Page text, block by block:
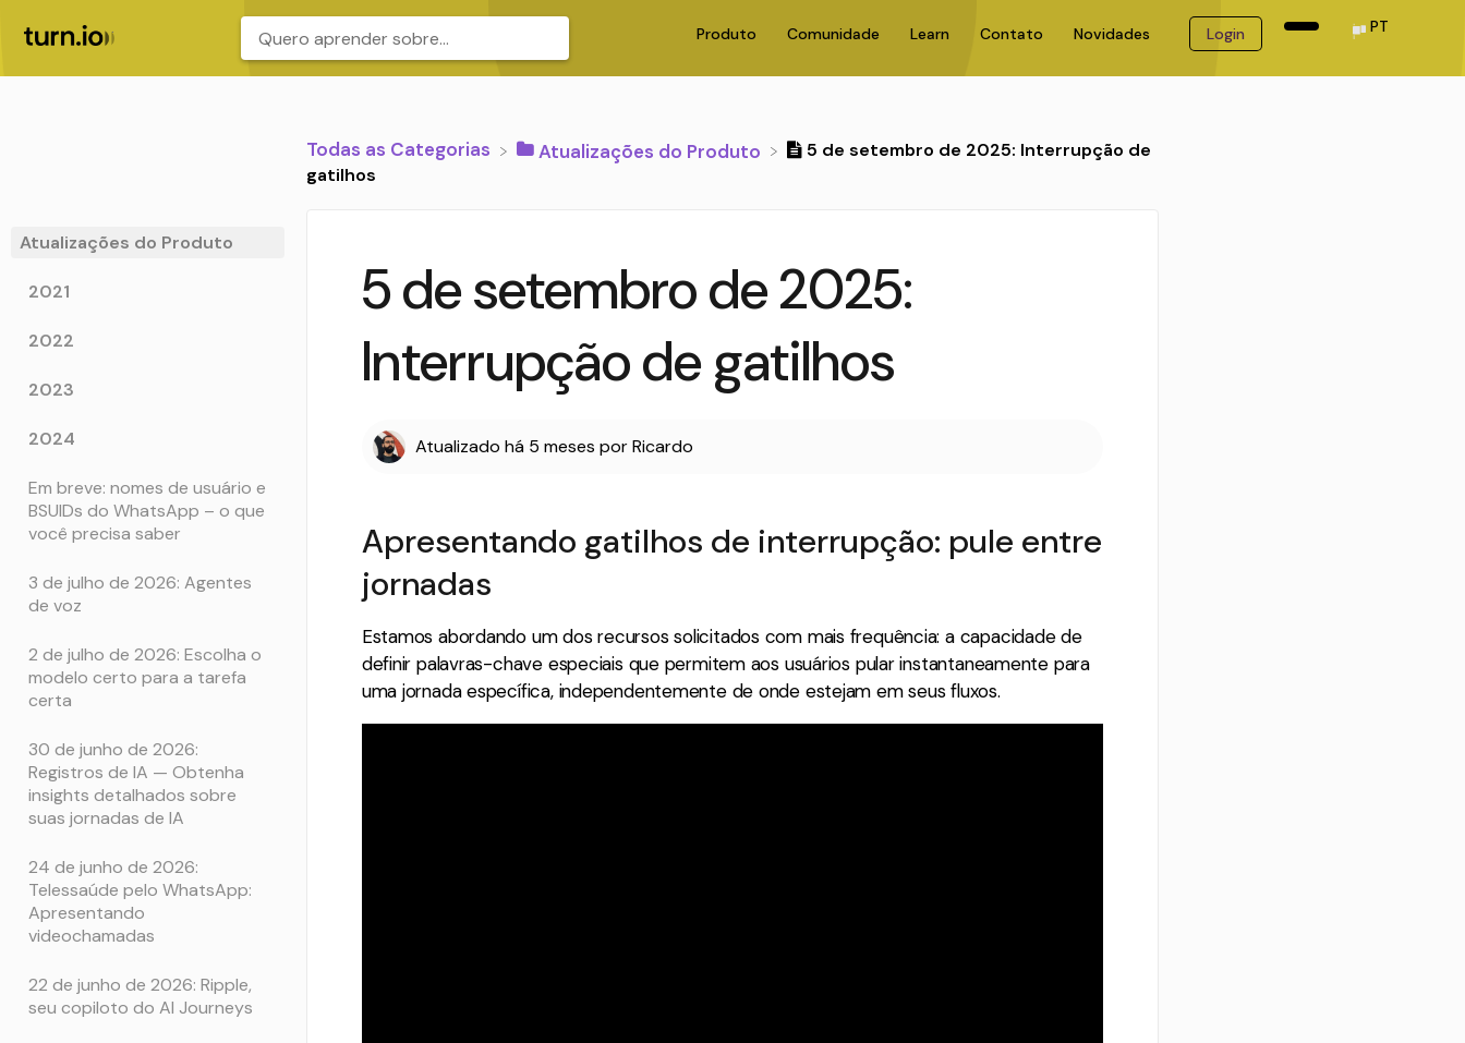
Produto Comunidade Learn Contato Novidades Login PT
Atualizações do Produto
2021
2022
2023
2024
Em breve: nomes de usuário e
BSUIDs do WhatsApp – o que
você precisa saber
3 de julho de 2026: Agentes
de voz
2 de julho de 2026: Escolha o
modelo certo para a tarefa
certa
30 de junho de 2026:
Registros de IA — Obtenha
insights detalhados sobre
suas jornadas de IA
24 de junho de 2026:
Telessaúde pelo WhatsApp:
Apresentando
videochamadas
22 de junho de 2026: Ripple,
seu copiloto do AI Journeys
Todas as Categorias ​Atualizações do Produto
5 de setembro de 2025: Interrupção de
gatilhos
5 de setembro de 2025:
Interrupção de gatilhos
Atualizado há 5 meses porRicardo
Apresentando gatilhos de interrupção: pule entre
jornadas
Estamos abordando um dos recursos solicitados com mais frequência: a capacidade de
definir palavras-chave especiais que permitem aos usuários pular instantaneamente para
uma jornada específica, independentemente de onde estejam em seus fluxos.
.